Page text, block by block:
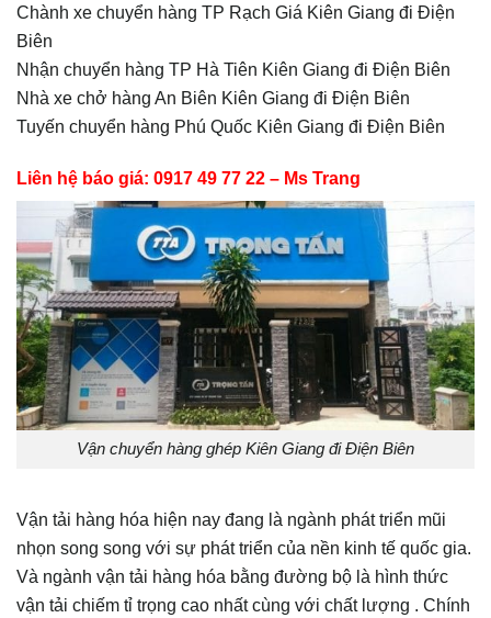
Chành xe chuyển hàng TP Rạch Giá Kiên Giang đi Điện
Biên
Nhận chuyển hàng TP Hà Tiên Kiên Giang đi Điện Biên
Nhà xe chở hàng An Biên Kiên Giang đi Điện Biên
Tuyến chuyển hàng Phú Quốc Kiên Giang đi Điện Biên
Liên hệ báo giá: 0917 49 77 22 – Ms Trang
Vận chuyển hàng ghép Kiên Giang đi Điện Biên
Vận tải hàng hóa hiện nay đang là ngành phát triển mũi
nhọn song song với sự phát triển của nền kinh tế quốc gia.
Và ngành vận tải hàng hóa bằng đường bộ là hình thức
vận tải chiếm tỉ trọng cao nhất cùng với chất lượng . Chính